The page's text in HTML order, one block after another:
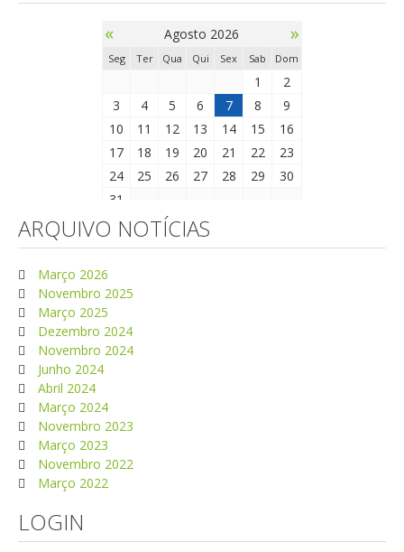
« Agosto 2026 »
Seg Ter Qua Qui Sex Sab Dom
1
2
3
4 5 6 7 8
9
10
11 12 13 14 15
16
17
18 19 20 21 22
23
24
25 26 27 28 29
30
31
ARQUIVO NOTÍCIAS
Março 2026
Novembro 2025
Março 2025
Dezembro 2024
Novembro 2024
Junho 2024
Abril 2024
Março 2024
Novembro 2023
Março 2023
Novembro 2022
Março 2022
LOGIN